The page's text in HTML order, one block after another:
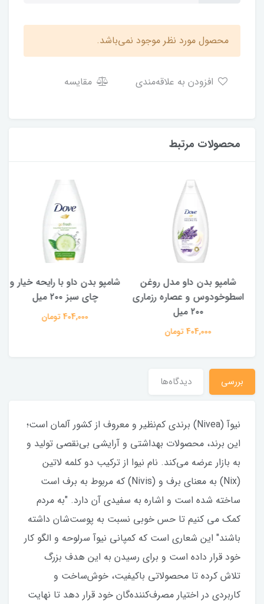
محصول مورد نظر موجود نمی‌باشد.
مقایسه
محصولات مرتبط
شامپو بدن ‌داو مدل روغن
اسطوخودوس و عصاره رزماری
۲۰۰ میل
404,000 تومان
شامپو بدن داو با رایحه خیار و
چای سبز ۲۰۰ میل
404,000 تومان
بررسی دیدگاه‌ها
نیوآ (Nivea) برندی کم‌نظیر و معروف از کشور آلمان است؛
این برند، محصولات بهداشتی و آرایشی بی‌نقصی تولید و
به بازار عرضه می‌کند. نام نیوا از ترکیب دو کلمه لاتین
(Nix) به معنای برف و (Nivis) که مربوط به برف است
ساخته شده است و اشاره به سفیدی آن دارد. "به مردم
کمک می کنیم تا حس خوبی نسبت به پوست‌شان داشته
باشند" این شعاری است که کمپانی نیوآ سرلوحه و الگو کار
خود قرار داده است و برای رسیدن به این هدف بزرگ
تلاش کرده تا محصولاتی باکیفیت، خوش‌ساخت و
کاربردی در اختیار مصرف‌کننده‌گان خود قرار دهد تا نهایت